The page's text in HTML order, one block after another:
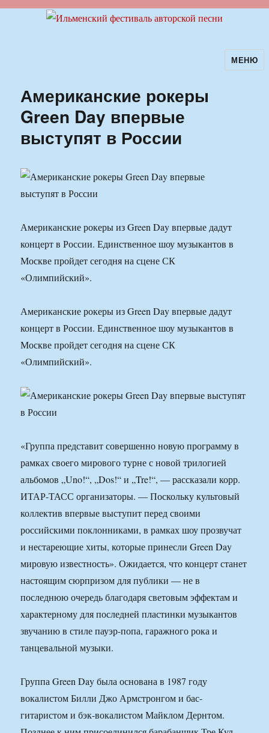
Ильменский фестиваль авторскойМЕНЮ
Американские рокеры
Green Day впервые
выступят в России
Американские рокеры из Green Day впервые дадут
концерт в России. Единственное шоу музыкантов в
Москве пройдет сегодня на сцене СК
«Олимпийский».
Американские рокеры из Green Day впервые дадут
концерт в России. Единственное шоу музыкантов в
Москве пройдет сегодня на сцене СК
«Олимпийский».
«Группа представит совершенно новую программу в
рамках своего мирового турне с новой трилогией
альбомов „Uno!“, „Dos!“ и „Tre!“, — рассказали корр.
ИТАР-ТАСС организаторы. — Поскольку культовый
коллектив впервые выступит перед своими
российскими поклонниками, в рамках шоу прозвучат
и нестареющие хиты, которые принесли Green Day
мировую известность». Ожидается, что концерт станет
настоящим сюрпризом для публики — не в
последнюю очередь благодаря световым эффектам и
характерному для последней пластинки музыкантов
звучанию в стиле пауэр-попа, гаражного рока и
танцевальной музыки.
Группа Green Day была основана в 1987 году
вокалистом Билли Джо Армстронгом и бас-
гитаристом и бэк-вокалистом Майклом Дернтом.